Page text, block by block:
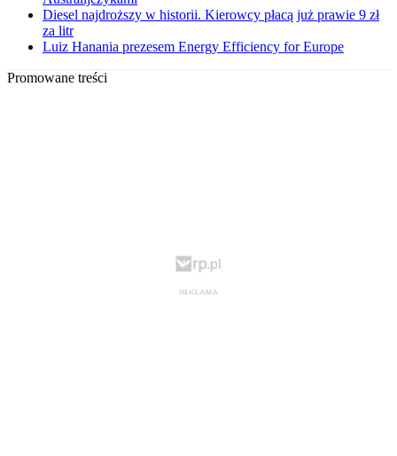
Diesel najdroższy w historii. Kierowcy płacą już prawie 9 zł
za litr
Luiz Hanania prezesem Energy Efficiency for Europe
Promowane treści